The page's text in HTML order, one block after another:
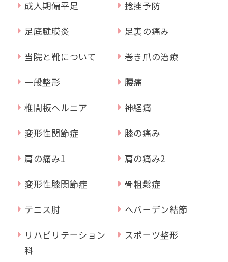
成人期偏平足
捻挫予防
足底腱膜炎
足裏の痛み
当院と靴について
巻き爪の治療
一般整形
腰痛
椎間板ヘルニア
神経痛
変形性関節症
膝の痛み
肩の痛み1
肩の痛み2
変形性膝関節症
骨粗鬆症
テニス肘
ヘバーデン結節
リハビリテーション
科
スポーツ整形